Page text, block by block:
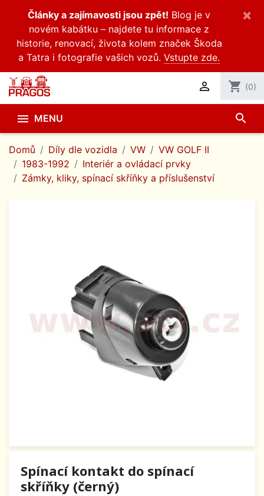
Články a zajímavosti jsou zpět! Blog je v
novém kabátku – najdete tu informace z
historie, renovací, života kolem značek Škoda
a Tatra i fotografie vašich vozů. Vstupte zde.
×
 shopping_cart (0)
 MENU search
Domů Díly dle vozidla VW
VW GOLF II
1983-1992
Interiér a ovládací prvky
Zámky, kliky, spínací skříňky a příslušenství
Spínací kontakt do spínací
skříňky (černý)